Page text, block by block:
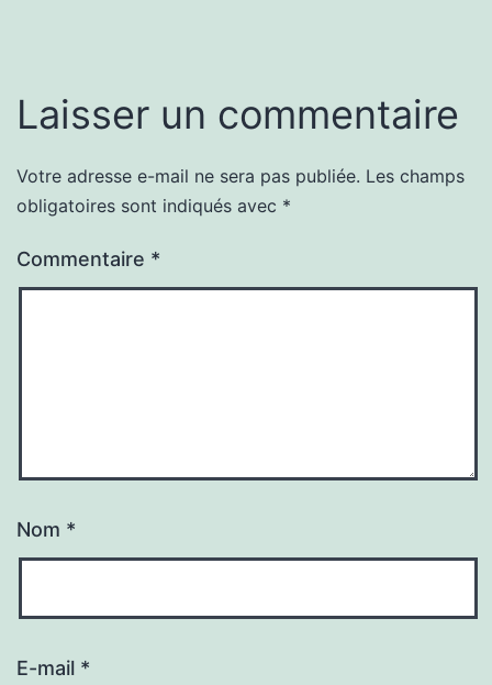
Laisser un commentaire
Votre adresse e-mail ne sera pas publiée. Les champs
obligatoires sont indiqués avec *
Commentaire *
Nom *
E-mail *